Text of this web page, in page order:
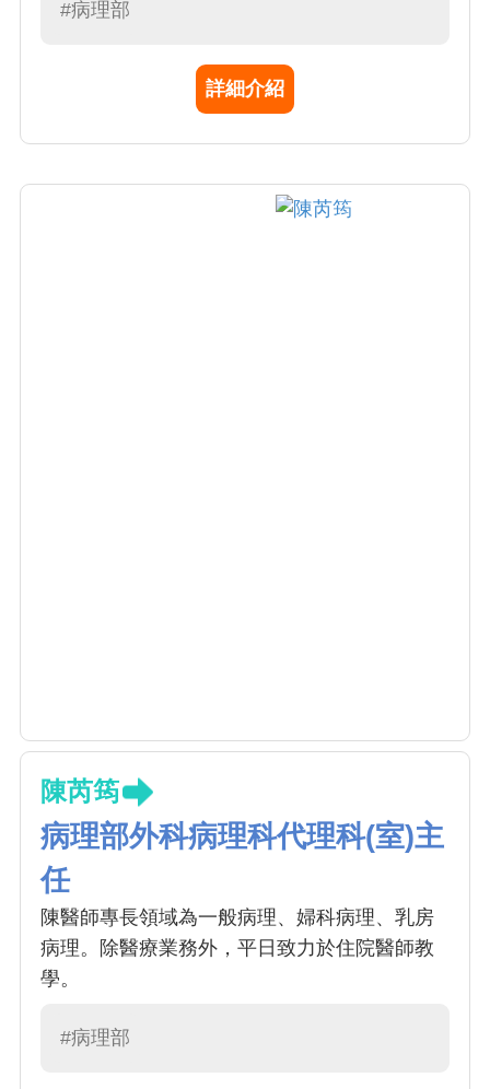
#病理部
詳細介紹
陳芮筠
病理部外科病理科代理科(室)主
任
陳醫師專長領域為一般病理、婦科病理、乳房
病理。除醫療業務外，平日致力於住院醫師教
學。
#病理部